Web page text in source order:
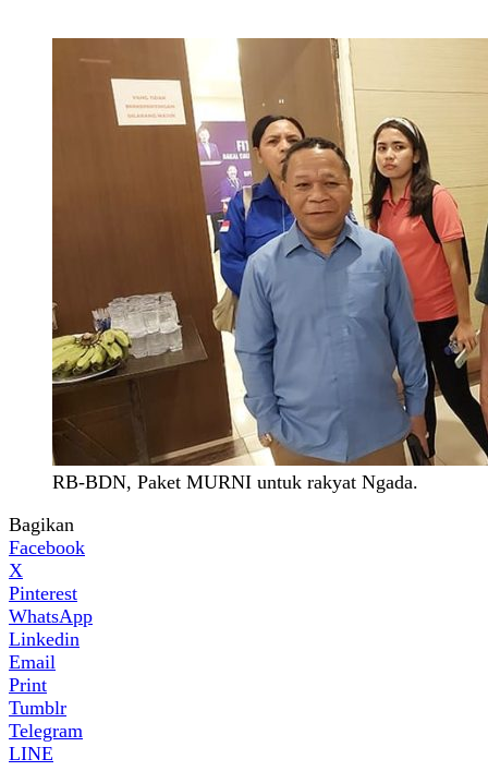
RB-BDN, Paket MURNI untuk rakyat Ngada.
Bagikan
Facebook
X
Pinterest
WhatsApp
Linkedin
Email
Print
Tumblr
Telegram
LINE